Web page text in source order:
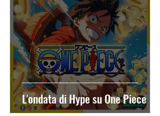
L'ondata di Hype su One Piece